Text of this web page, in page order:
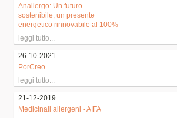
Anallergo: Un futuro
sostenibile, un presente
energetico rinnovabile al 100%
leggi tutto...
26-10-2021
PorCreo
leggi tutto...
21-12-2019
Medicinali allergeni - AIFA